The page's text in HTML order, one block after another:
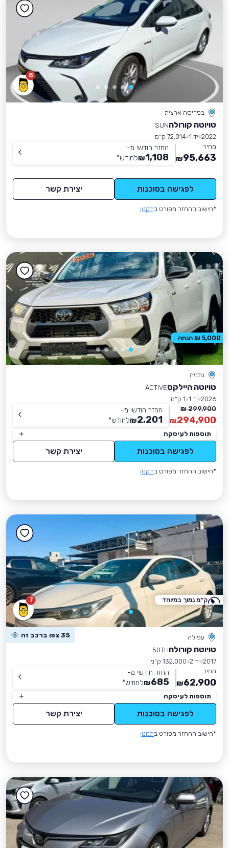
8
בפריסה ארצית
טויוטה קורולהSUN
2022 יד 1
72,014 ק״מ
מחיר
95,663
₪
החזר חודשי מ-
1,108
₪לחודש*
לפגישה בסוכנות יצירת קשר
*חישוב ההחזר מפורט בתקנון
נתניה
טויוטה היילקסACTIVE
2026 יד 1
1 ק״מ
299,900 ₪
294,900
₪
החזר חודשי מ-
2,201
₪לחודש*
תוספות לעיסקה
לפגישה בסוכנות יצירת קשר
*חישוב ההחזר מפורט בתקנון
5,000 ₪ הנחה
7
עפולה 35 צפו ברכב זה
טויוטה קורולה50TH
2017 יד 2
132,000 ק״מ
מחיר
62,900
₪
החזר חודשי מ-
685
₪לחודש*
תוספות לעיסקה
לפגישה בסוכנות יצירת קשר
*חישוב ההחזר מפורט בתקנון
ק״מ נמוך במיוחד